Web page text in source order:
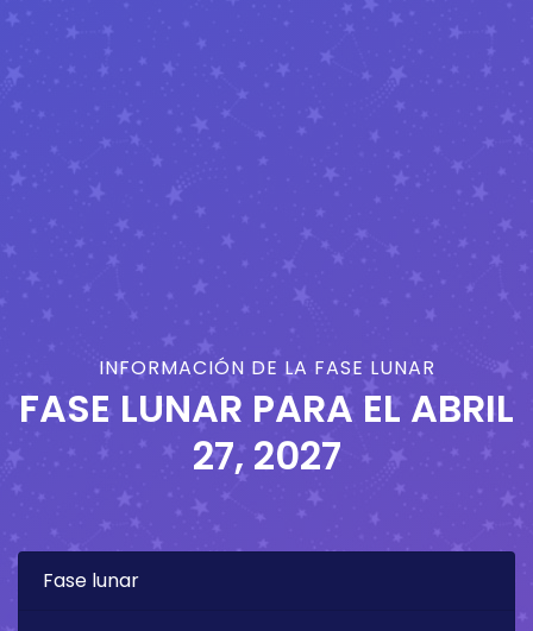
INFORMACIÓN DE LA FASE LUNAR
FASE LUNAR PARA EL ABRIL
27, 2027
Fase lunar